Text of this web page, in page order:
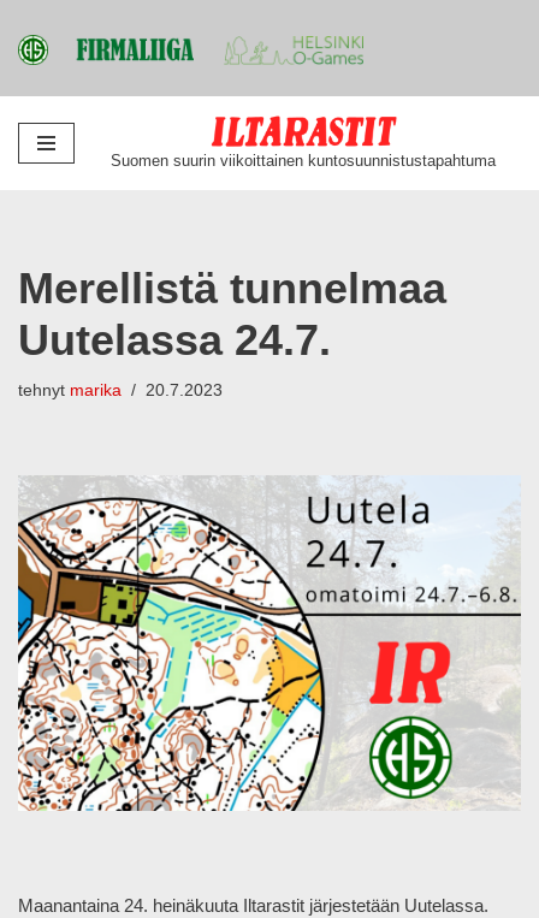
Siirry
Suomen suurin viikoittainen kuntosuunnistustapahtuma
Merellistä tunnelmaa
Uutelassa 24.7.
tehnyt marika 20.7.2023
Maanantaina 24. heinäkuuta Iltarastit järjestetään Uutelassa.